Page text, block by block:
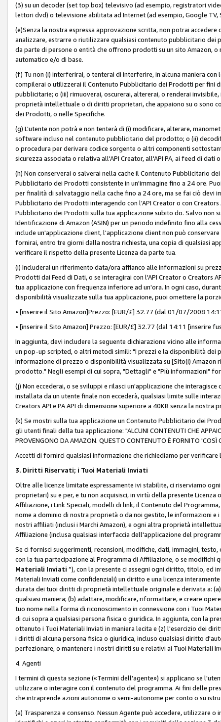
(3) su un decoder (set top box) televisivo (ad esempio, registratori
lettori dvd) o televisione abilitata ad Internet (ad esempio, Google TV,
(e)Senza la nostra espressa approvazione scritta, non potrai
analizzare, estrarre o riutilizzare qualsiasi contenuto pubblicitario
da parte di persone o entità che offrono prodotti su un sito Amazon,
automatico e/o di base.
(f) Tu non (i) interferirai, o tenterai di interferire, in alcuna maniera
compilerai o utilizzerai il Contenuto Pubblicitario dei Prodotti per
pubblicitarie; o (iii) rimuoverai, oscurerai, altererai, o renderai
proprietà intellettuale o di diritti proprietari, che appaiono su o sono
dei Prodotti, o nelle Specifiche.
(g) L'utente non potrà e non tenterà di (i) modificare, alterare,
software incluso nel contenuto pubblicitario del prodotto; o (ii)
o procedura per derivare codice sorgente o altri componenti
sicurezza associata o relativa all'API Creator, all'API PA, ai feed di
(h) Non conserverai o salverai nella cache il Contenuto Pubblicitario
Pubblicitario dei Prodotti consistente in un'immagine fino a 24 ore.
per finalità di salvataggio nella cache fino a 24 ore, ma se fai ciò
Pubblicitario dei Prodotti interagendo con l'API Creator o con
Pubblicitario dei Prodotti sulla tua applicazione subito do. Salvo non
Identificazione di Amazon (ASIN) per un periodo indefinito fino alla
include un'applicazione client, l'applicazione client non può
fornirai, entro tre giorni dalla nostra richiesta, una copia di qualsiasi
verificare il rispetto della presente Licenza da parte tua.
(i) Includerai un riferimento data/ora affianco alle informazioni su
Prodotti dai Feed di Dati, o se interagirai con l'API Creator o Creators
tua applicazione con frequenza inferiore ad un'ora. In ogni caso,
disponibilità visualizzate sulla tua applicazione, puoi omettere la
• [inserire il Sito Amazon]Prezzo: [EUR/£] 32.77 (dal 01/07/2008
• [inserire il Sito Amazon] Prezzo: [EUR/£] 32.77 (dal 14:11 [inserire
In aggiunta, devi includere la seguente dichiarazione vicino alle
un pop-up scripted, o altri metodi simili: "I prezzi e la disponibilità
informazione di prezzo o disponibilità visualizzata su [Sito(i)
prodotto." Negli esempi di cui sopra, "Dettagli" e "Più informazioni"
(j) Non eccederai, o se sviluppi e rilasci un'applicazione che interagisce
installata da un utente finale non eccederà, qualsiasi limite sulle
Creators API e PA API di dimensione superiore a 40KB senza la nostra
(k) Se mostri sulla tua applicazione un Contenuto Pubblicitario dei
gli utenti finali della tua applicazione: "ALCUNI CONTENUTI CHE
PROVENGONO DA AMAZON. QUESTO CONTENUTO È FORNITO
Accetti di fornirci qualsiasi informazione che richiediamo per
3. Diritti Riservati; i Tuoi Materiali Inviati
Oltre alle licenze limitate espressamente ivi stabilite, ci riserviamo
proprietari) su e per, e tu non acquisisci, in virtù della presente
Affiliazione, i Link Speciali, modelli di link, il Contenuto del
nome a dominio di nostra proprietà o da noi gestito, le informazioni e
nostri affiliati (inclusi i Marchi Amazon), e ogni altra proprietà
Affiliazione (inclusa qualsiasi interfaccia dell'applicazione del
Se ci fornisci suggerimenti, recensioni, modifiche, dati, immagini,
con la tua partecipazione al Programma di Affiliazione, o se modifichi
Materiali Inviati ”), con la presente ci assegni ogni diritto, titolo, ed
Materiali Inviati come confidenziali) un diritto e una licenza
durata dei tuoi diritti di proprietà intellettuale originale e derivata a:
qualsiasi maniera; (b) adattare, modificare, riformattare, e creare
tuo nome nella forma di riconoscimento in connessione con i Tuoi
di cui sopra a qualsiasi persona fisica o giuridica. In aggiunta, con la
ottenuto i Tuoi Materiali Inviati in maniera lecita e (z) l'esercizio dei
i diritti di alcuna persona fisica o giuridica, incluso qualsiasi diritto
perfezionare, o mantenere i nostri diritti su e relativi ai Tuoi Materiali
4. Agenti
I termini di questa sezione («Termini dell'agente») si applicano se
utilizzare o interagire con il contenuto del programma. Ai fini delle
che intraprende azioni autonome o semi-autonome per conto o su
(a) Trasparenza e consenso. Nessun Agente può accedere, utilizzare